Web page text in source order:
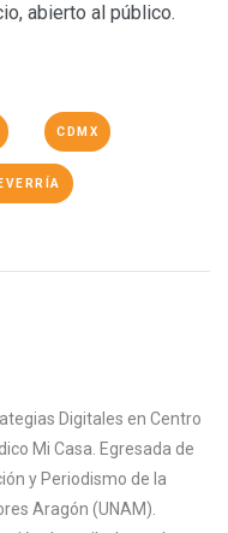
abierto al público.
CDMX
Digitales en Centro
Mi Casa. Egresada de
y Periodismo de la
Aragón (UNAM).